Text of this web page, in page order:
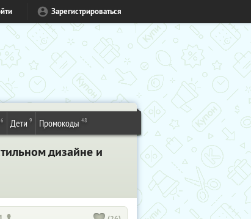
Зарегистрироваться
Дети 9 Промокоды 48
дизайне и